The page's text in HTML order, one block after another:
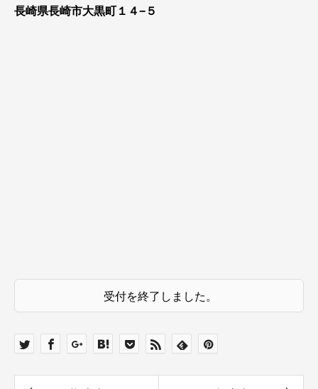
長崎県長崎市大黒町１４−５
受付を終了しました。